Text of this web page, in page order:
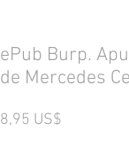
ePub Burp.
de Mercedes
8,95 US$